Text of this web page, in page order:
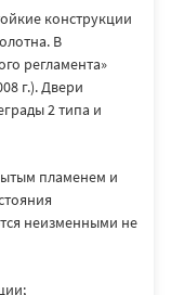
конструкции
В
регламента»
г.). Двери
2 типа и
пламенем и
неизменными не